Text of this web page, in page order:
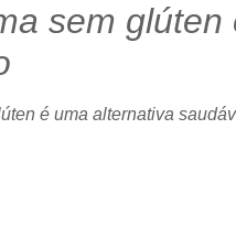
sem
é uma alternativa